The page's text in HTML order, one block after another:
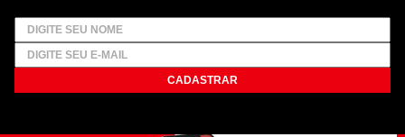
CADASTRAR